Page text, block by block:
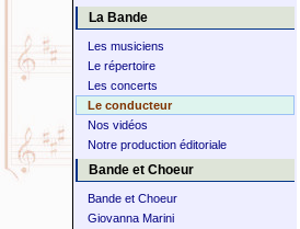
La Bande
Les musiciens
Le répertoire
Les concerts
Le conducteur
Nos vidéos
Notre production éditoriale
Bande et Choeur
Bande et Choeur
Giovanna Marini